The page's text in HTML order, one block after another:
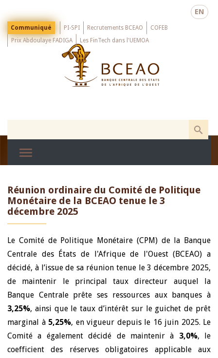
main
content
EN
Menu
Top
Communiqué PI-SPI Recrutements BCEAO
COFEB
Prix Abdoulaye FADIGA
Les FinTech dans l'UEMOA
Réunion ordinaire du Comité de Politique
Monétaire de la BCEAO tenue le 3
décembre 2025
Le Comité de Politique Monétaire (CPM) de la Banque
Centrale des États de l'Afrique de l'Ouest (BCEAO) a
décidé, à l’issue de sa réunion tenue le 3 décembre 2025,
de maintenir le principal taux directeur auquel la
Banque Centrale prête ses ressources aux banques à
3,25%, ainsi que le taux d’intérêt sur le guichet de prêt
marginal à 5,25%, en vigueur depuis le 16 juin 2025. Le
Comité a également décidé de maintenir à 3,0%, le
coefficient des réserves obligatoires applicable aux